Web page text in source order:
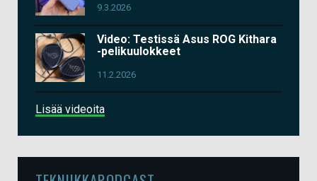
9.3.2026
Video: Testissä Asus ROG Kithara
-pelikuulokkeet
11.2.2026
Lisää videoita